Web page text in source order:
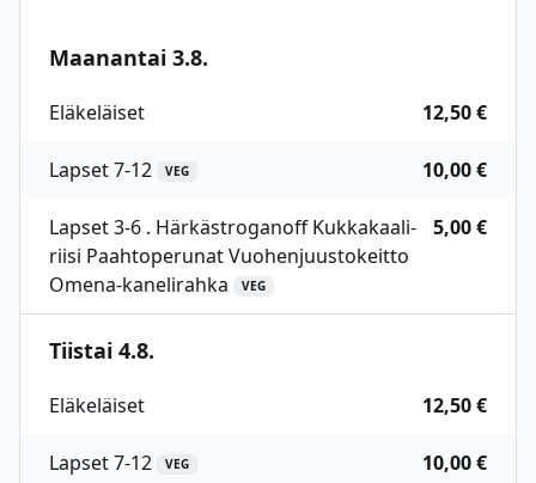
Maanantai 3.8.
Eläkeläiset 12,50 €
Lapset 7-12 VEG 10,00 €
Lapset 3-6 . Härkästroganoff Kukkakaali-
riisi Paahtoperunat Vuohenjuustokeitto
Omena-kanelirahka
VEG
5,00 €
Tiistai 4.8.
Eläkeläiset 12,50 €
Lapset 7-12 VEG 10,00 €